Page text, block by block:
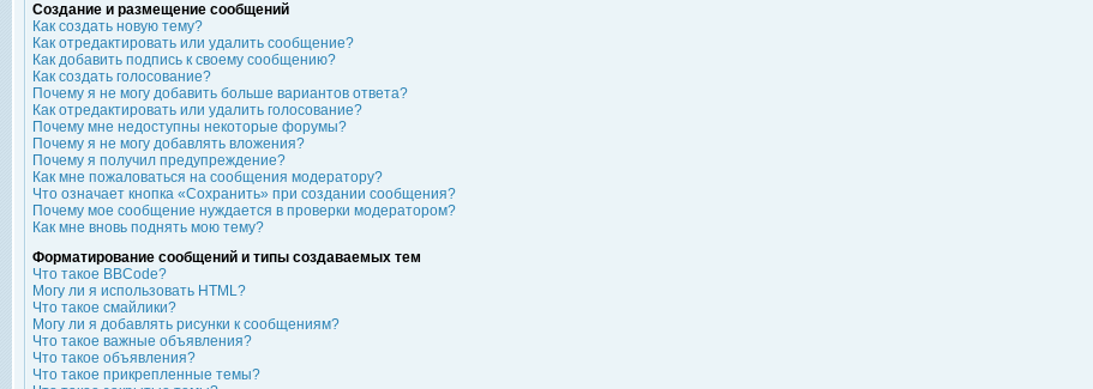
Создание и размещение сообщений
Как создать новую тему?
Как отредактировать или удалить сообщение?
Как добавить подпись к своему сообщению?
Как создать голосование?
Почему я не могу добавить больше вариантов ответа?
Как отредактировать или удалить голосование?
Почему мне недоступны некоторые форумы?
Почему я не могу добавлять вложения?
Почему я получил предупреждение?
Как мне пожаловаться на сообщения модератору?
Что означает кнопка «Сохранить» при создании сообщения?
Почему мое сообщение нуждается в проверки модератором?
Как мне вновь поднять мою тему?
Форматирование сообщений и типы создаваемых тем
Что такое BBCode?
Могу ли я использовать HTML?
Что такое смайлики?
Могу ли я добавлять рисунки к сообщениям?
Что такое важные объявления?
Что такое объявления?
Что такое прикрепленные темы?